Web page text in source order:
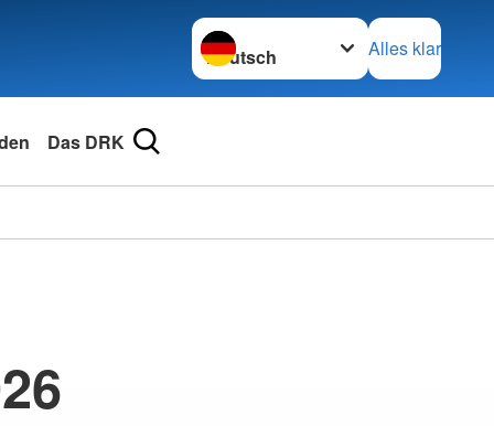
Sprache wechseln zu
Alles klar
Das DRK